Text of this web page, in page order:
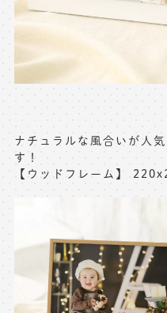
ナチュラルな風合いが人
す！
【ウッドフレーム】